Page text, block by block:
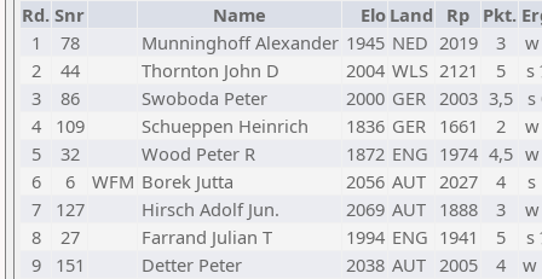
Rd. Snr Name Elo Land Rp Pkt.
1
78 Munninghoff Alexander 1945 NED 2019 3
2
44 Thornton John D 2004 WLS 2121 5
s
3
86 Swoboda Peter 2000 GER 2003 3,5
s
4
109 Schueppen Heinrich 1836 GER 1661 2
5
32 Wood Peter R 1872 ENG 1974 4,5
6
6 WFM Borek Jutta 2056 AUT 2027 4
s
7
127 Hirsch Adolf Jun. 2069 AUT 1888 3
8
27 Farrand Julian T 1994 ENG 1941 5
s
9
151 Detter Peter 2038 AUT 2005 4
w